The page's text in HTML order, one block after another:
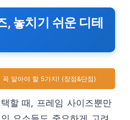
, 놓치기 쉬운 디테
꼭 알아야 할 5가지! (장점&단점)
할 때, 프레임 사이즈뿐만